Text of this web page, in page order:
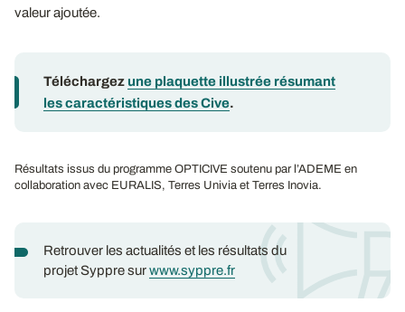
valeur ajoutée.
Téléchargez une plaquette illustrée résumant
les caractéristiques des Cive.
Résultats issus du programme OPTICIVE soutenu par l’ADEME en
collaboration avec EURALIS, Terres Univia et Terres Inovia.
Retrouver les actualités et les résultats du
projet Syppre surwww.syppre.fr